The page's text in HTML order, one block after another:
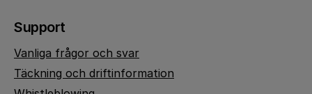
Support
Vanliga frågor och svar
Täckning och driftinformation